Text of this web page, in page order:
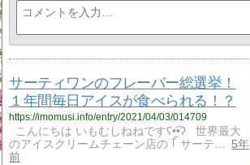
サーティワンのフレーバー総選挙！
１年間毎日アイスが食べられる！？
https://imomusi.info/entry/2021/04/03/014709
こんにちは いもむしねねですʕ•̫͡•ʔ 世界最大
のアイスクリームチェーン店の ｢ サーテ…
5年
前